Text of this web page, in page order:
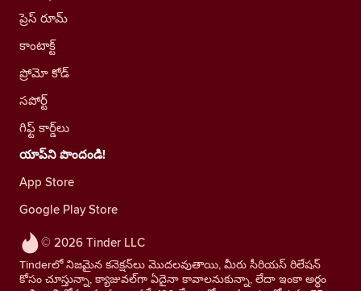
© 2026 Tinder LLC
Tinderలో నిజమైన కనెక్షన్‌లు మొదలవుతాయి, మీరు సీరియస్ రిలేషన్
కోసం చూస్తున్నా, క్యాజువల్‌గా ఏదైనా కావాలనుకున్నా, లేదా ఇంకా అర్థం
ప్రెస్ రూమ్
కాంటాక్ట్
ప్రోమో కోడ్
సపోర్ట్
గిఫ్ట్ కార్డ్‌లు
యాప్‌ని పొందండి!
App Store
Google Play Store